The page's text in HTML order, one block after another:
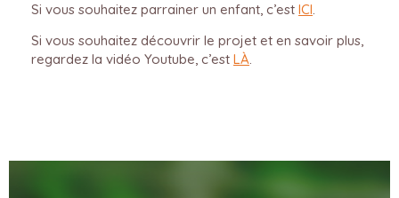
Si vous souhaitez parrainer un enfant, c’est ICI.
Si vous souhaitez découvrir le projet et en savoir plus,
regardez la vidéo Youtube, c’est LÀ.